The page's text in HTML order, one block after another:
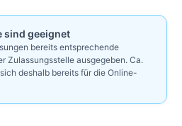
sind geeignet
bereits entsprechende
Zulassungsstelle ausgegeben. Ca.
deshalb bereits für die Online-